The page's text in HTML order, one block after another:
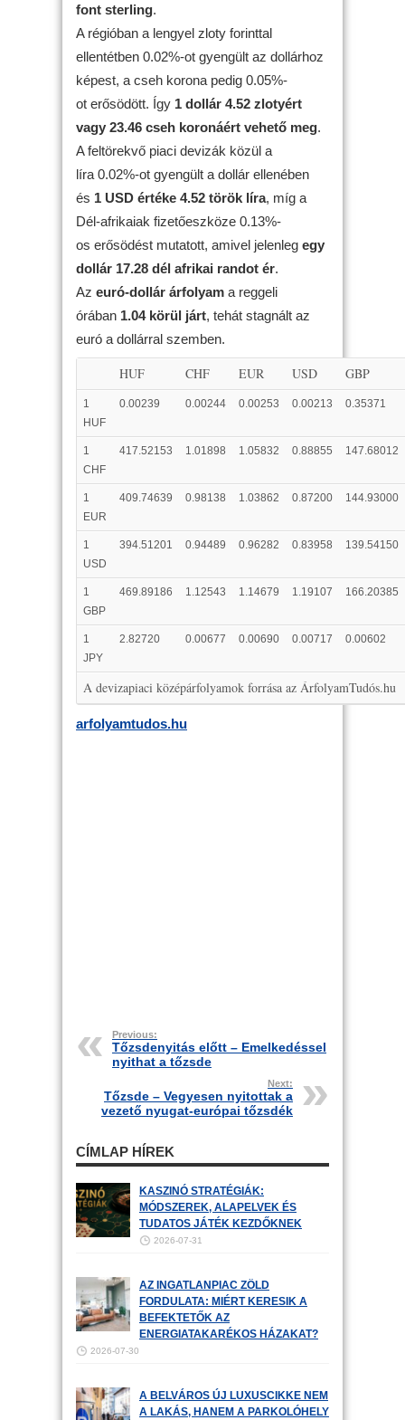
font sterling.
A régióban a lengyel zloty forinttal
ellentétben 0.02%-ot gyengült az dollárhoz
képest, a cseh korona pedig 0.05%-
ot erősödött. Így 1 dollár 4.52 zlotyért
vagy 23.46 cseh koronáért vehető meg.
A feltörekvő piaci devizák közül a
líra 0.02%-ot gyengült a dollár ellenében
és 1 USD értéke 4.52 török líra, míg a
Dél-afrikaiak fizetőeszköze 0.13%-
os erősödést mutatott, amivel jelenleg egy
dollár 17.28 dél afrikai randot ér.
Az euró-dollár árfolyam a reggeli
órában 1.04 körül járt, tehát stagnált az
euró a dollárral szemben.
HUF CHF EUR USD GBP
1
HUF
0.00239 0.00244 0.00253 0.00213 0.35371
1
CHF
417.52153 1.01898 1.05832 0.88855 147.68012
1
EUR
409.74639 0.98138 1.03862 0.87200 144.93000
1
USD
394.51201 0.94489 0.96282 0.83958 139.54150
1
GBP
469.89186 1.12543 1.14679 1.19107 166.20385
1
JPY
2.82720 0.00677 0.00690 0.00717 0.00602
A devizapiaci középárfolyamok forrása az ÁrfolyamTudós.hu
arfolyamtudos.hu
Previous:
Tőzsdenyitás előtt – Emelkedéssel
nyithat a tőzsde
Next:
Tőzsde – Vegyesen nyitottak a
vezető nyugat-európai tőzsdék
CÍMLAP HÍREK
KASZINÓ STRATÉGIÁK:
MÓDSZEREK, ALAPELVEK ÉS
TUDATOS JÁTÉK KEZDŐKNEK
2026-07-31
AZ INGATLANPIAC ZÖLD
FORDULATA: MIÉRT KERESIK A
BEFEKTETŐK AZ
ENERGIATAKARÉKOS HÁZAKAT?
2026-07-30
A BELVÁROS ÚJ LUXUSCIKKE NEM
A LAKÁS, HANEM A PARKOLÓHELY